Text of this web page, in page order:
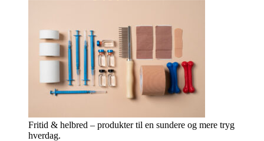
Fritid & helbred – produkter til en sundere og mere tryg
hverdag.